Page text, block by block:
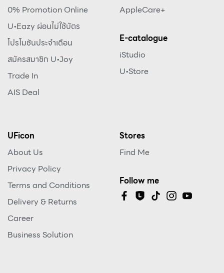
0% Promotion Online
U•Eazy ผ่อนไม่ใช้บัตร
โปรโมชันประจำเดือน
สมัครสมาชิก U•Joy
Trade In
AIS Deal
AppleCare+
E-catalogue
iStudio
U•Store
UFicon
About Us
Privacy Policy
Terms and Conditions
Delivery & Returns
Career
Business Solution
Stores
Find Me
Follow me